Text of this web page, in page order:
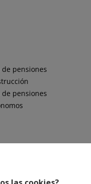
de pensiones
de pensiones